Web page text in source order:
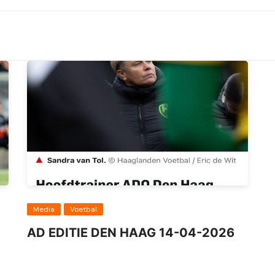
Media Voetbal
AD EDITIE DEN HAAG 14-04-2026